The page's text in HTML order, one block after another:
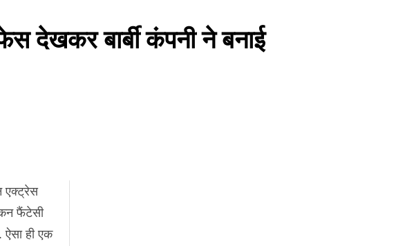
देखकर बार्बी कंपनी ने बनाई
एक्ट्रेस
फैंटेसी
ऐसा ही एक